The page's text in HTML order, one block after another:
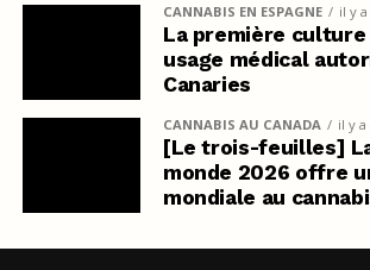
CANNABIS EN ESPAGNE il y
La première culture
usage médical
Canaries
CANNABIS AU CANADA il y
[Le trois-feuilles]
monde 2026 offre
mondiale au